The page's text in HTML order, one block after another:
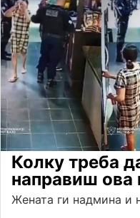
Колку треба
направиш ова
Жената ги надмина и